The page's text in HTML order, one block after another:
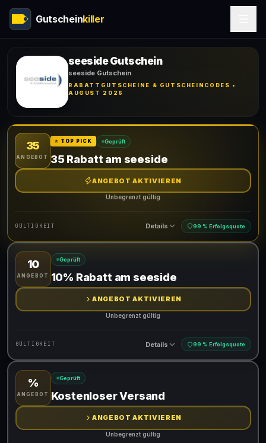
Gutscheinkiller
seeside Gutschein
seeside Gutschein
RABATTGUTSCHEINE & GUTSCHEINCODES •
AUGUST 2026
35
ANGEBOT
⭐ TOP PICK Geprüft
35 Rabatt am seeside
ANGEBOT AKTIVIEREN
Unbegrenzt gültig
GÜLTIGKEIT Details 99 % Erfolgsquote
Gültig für teilnehmende Produkte
10
ANGEBOT
Geprüft
10% Rabatt am seeside
ANGEBOT AKTIVIEREN
Unbegrenzt gültig
GÜLTIGKEIT Details 99 % Erfolgsquote
Gültig für teilnehmende Produkte
%
ANGEBOT
Geprüft
Kostenloser Versand
ANGEBOT AKTIVIEREN
Unbegrenzt gültig